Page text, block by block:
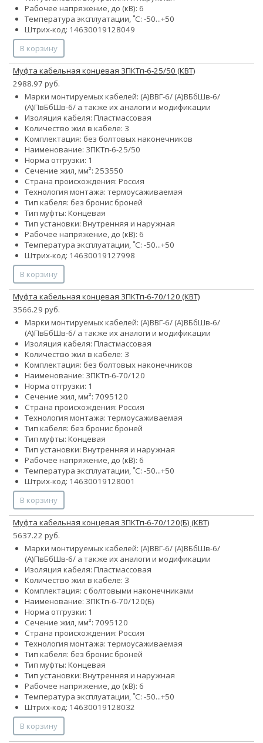
Рабочее напряжение, до (кВ): 6
Температура эксплуатации, ˚С: -50...+50
Штрих-код: 14630019128049
В корзину
Муфта кабельная концевая 3ПКТп-6-25/50 (КВТ)
2988.97 руб.
Марки монтируемых кабелей: (А)ВВГ-6/ (А)ВБбШв-6/
(А)ПвБбШв-6/ а также их аналоги и модификации
Изоляция кабеля: Пластмассовая
Количество жил в кабеле: 3
Комплектация: без болтовых наконечников
Наименование: 3ПКТп-6-25/50
Норма отгрузки: 1
Сечение жил, мм²: 253550
Страна происхождения: Россия
Технология монтажа: термоусаживаемая
Тип кабеля: без бронис броней
Тип муфты: Концевая
Тип установки: Внутренняя и наружная
Рабочее напряжение, до (кВ): 6
Температура эксплуатации, ˚С: -50...+50
Штрих-код: 14630019127998
В корзину
Муфта кабельная концевая 3ПКТп-6-70/120 (КВТ)
3566.29 руб.
Марки монтируемых кабелей: (А)ВВГ-6/ (А)ВБбШв-6/
(А)ПвБбШв-6/ а также их аналоги и модификации
Изоляция кабеля: Пластмассовая
Количество жил в кабеле: 3
Комплектация: без болтовых наконечников
Наименование: 3ПКТп-6-70/120
Норма отгрузки: 1
Сечение жил, мм²: 7095120
Страна происхождения: Россия
Технология монтажа: термоусаживаемая
Тип кабеля: без бронис броней
Тип муфты: Концевая
Тип установки: Внутренняя и наружная
Рабочее напряжение, до (кВ): 6
Температура эксплуатации, ˚С: -50...+50
Штрих-код: 14630019128001
В корзину
Муфта кабельная концевая 3ПКТп-6-70/120(Б) (КВТ)
5637.22 руб.
Марки монтируемых кабелей: (А)ВВГ-6/ (А)ВБбШв-6/
(А)ПвБбШв-6/ а также их аналоги и модификации
Изоляция кабеля: Пластмассовая
Количество жил в кабеле: 3
Комплектация: с болтовыми наконечниками
Наименование: 3ПКТп-6-70/120(Б)
Норма отгрузки: 1
Сечение жил, мм²: 7095120
Страна происхождения: Россия
Технология монтажа: термоусаживаемая
Тип кабеля: без бронис броней
Тип муфты: Концевая
Тип установки: Внутренняя и наружная
Рабочее напряжение, до (кВ): 6
Температура эксплуатации, ˚С: -50...+50
Штрих-код: 14630019128032
В корзину